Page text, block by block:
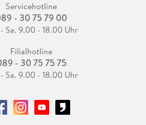
Servicehotline
- 30 75 79 00
Sa. 9.00 - 18.00 Uhr
Filialhotline
- 30 75 75 75
Sa. 9.00 - 18.00 Uhr